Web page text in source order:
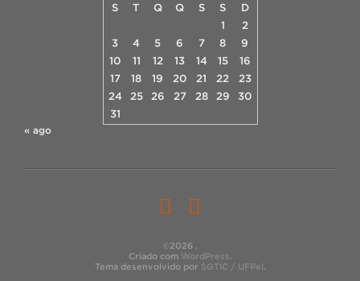
S T Q Q S S
D
1
2
3
4 5 6 7 8
9
10
11 12 13 14 15
16
17
18 19 20 21 22
23
24
25 26 27 28 29
30
31
« ago
©2026 .
Criado com WordPress.
Tema desenvolvido por SGTIC / UFPel.